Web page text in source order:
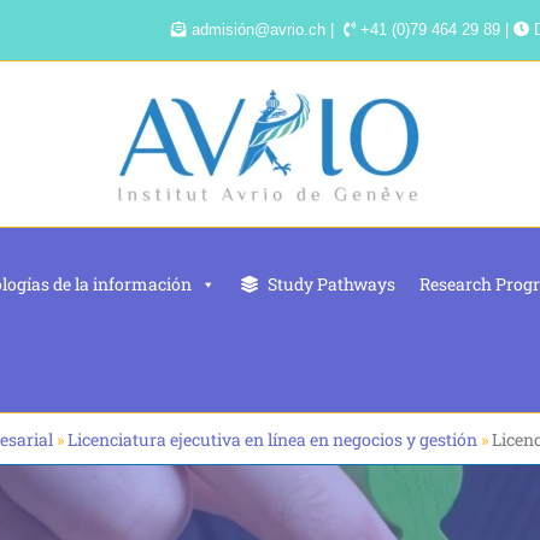
admisión@avrio.ch | +41 (0)79 464 29 89 |
de la información Study Pathways Research
»Licenciatura ejecutiva en línea en negocios y gestión »